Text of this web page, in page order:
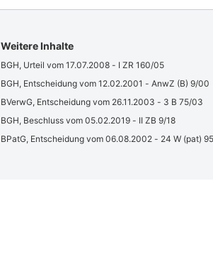
Weitere Inhalte
BGH, Urteil vom 17.07.2008 - I ZR 160/05
BGH, Entscheidung vom 12.02.2001 - AnwZ (B) 9/00
BVerwG, Entscheidung vom 26.11.2003 - 3 B 75/03
BGH, Beschluss vom 05.02.2019 - II ZB 9/18
BPatG, Entscheidung vom 06.08.2002 - 24 W (pat)